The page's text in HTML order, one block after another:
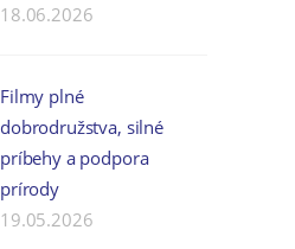
18.06.2026
Filmy plné
dobrodružstva, silné
príbehy a podpora
prírody
19.05.2026